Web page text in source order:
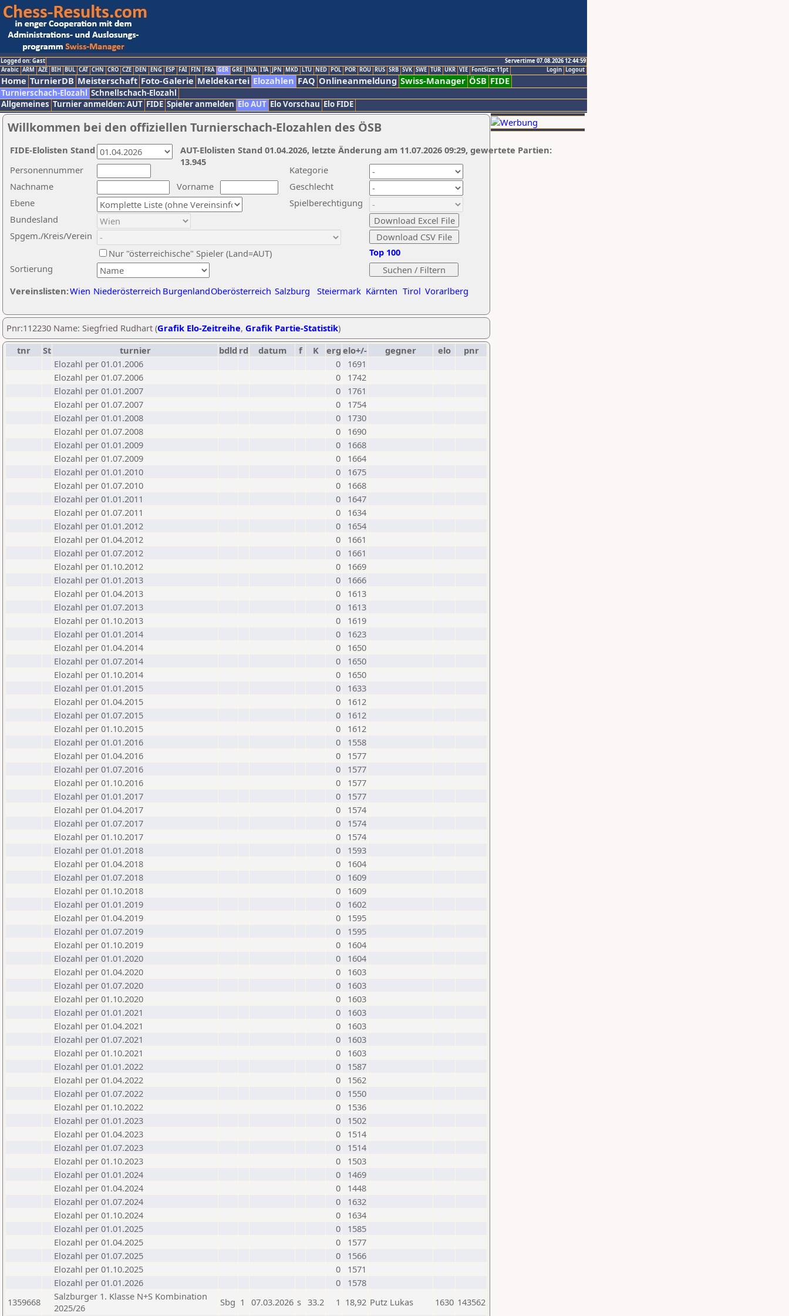
Logged on: Gast
Servertime 07.08.2026 12:44:59
Logout
Login
Arabic ARM AZE BIH BUL CAT CHN CRO CZE DEN ENG ESP FAI FIN FRA GER GRE INA ITA JPN MKD LTU NED POL POR ROU RUS SRB SVK SWE TUR UKR VIE FontSize:11pt
Home TurnierDB Meisterschaft Foto-Galerie Meldekartei Elozahlen FAQ Onlineanmeldung Swiss-Manager ÖSB FIDE
Turnierschach-Elozahl Schnellschach-Elozahl
Allgemeines Turnier anmelden: AUT FIDE Spieler anmelden Elo AUT Elo Vorschau Elo FIDE
Willkommen bei den offiziellen Turnierschach-Elozahlen des ÖSB
Nachname
Vorname
Ebene
Kategorie
Sortierung
Personennummer
Bundesland
Spgem./Kreis/Verein
Geschlecht
Nur "österreichische" Spieler (Land=AUT)
Spielberechtigung
Vereinslisten:Wien Niederösterreich BurgenlandOberösterreich Salzburg Steiermark Kärnten Tirol Vorarlberg
Top 100
AUT-Elolisten Stand 01.04.2026, letzte Änderung am 11.07.2026 09:29, gewertete Partien:
13.945
FIDE-Elolisten Stand
Pnr:112230 Name: Siegfried Rudhart (Grafik Elo-Zeitreihe, Grafik Partie-Statistik)
tnr
St turnier bdld rd datum f K erg elo+/- gegner elo
pnr
Elozahl per 01.01.2006
0
1691
Elozahl per 01.07.2006
0
1742
Elozahl per 01.01.2007
0
1761
Elozahl per 01.07.2007
0
1754
Elozahl per 01.01.2008
0
1730
Elozahl per 01.07.2008
0
1690
Elozahl per 01.01.2009
0
1668
Elozahl per 01.07.2009
0
1664
Elozahl per 01.01.2010
0
1675
Elozahl per 01.07.2010
0
1668
Elozahl per 01.01.2011
0
1647
Elozahl per 01.07.2011
0
1634
Elozahl per 01.01.2012
0
1654
Elozahl per 01.04.2012
0
1661
Elozahl per 01.07.2012
0
1661
Elozahl per 01.10.2012
0
1669
Elozahl per 01.01.2013
0
1666
Elozahl per 01.04.2013
0
1613
Elozahl per 01.07.2013
0
1613
Elozahl per 01.10.2013
0
1619
Elozahl per 01.01.2014
0
1623
Elozahl per 01.04.2014
0
1650
Elozahl per 01.07.2014
0
1650
Elozahl per 01.10.2014
0
1650
Elozahl per 01.01.2015
0
1633
Elozahl per 01.04.2015
0
1612
Elozahl per 01.07.2015
0
1612
Elozahl per 01.10.2015
0
1612
Elozahl per 01.01.2016
0
1558
Elozahl per 01.04.2016
0
1577
Elozahl per 01.07.2016
0
1577
Elozahl per 01.10.2016
0
1577
Elozahl per 01.01.2017
0
1577
Elozahl per 01.04.2017
0
1574
Elozahl per 01.07.2017
0
1574
Elozahl per 01.10.2017
0
1574
Elozahl per 01.01.2018
0
1593
Elozahl per 01.04.2018
0
1604
Elozahl per 01.07.2018
0
1609
Elozahl per 01.10.2018
0
1609
Elozahl per 01.01.2019
0
1602
Elozahl per 01.04.2019
0
1595
Elozahl per 01.07.2019
0
1595
Elozahl per 01.10.2019
0
1604
Elozahl per 01.01.2020
0
1604
Elozahl per 01.04.2020
0
1603
Elozahl per 01.07.2020
0
1603
Elozahl per 01.10.2020
0
1603
Elozahl per 01.01.2021
0
1603
Elozahl per 01.04.2021
0
1603
Elozahl per 01.07.2021
0
1603
Elozahl per 01.10.2021
0
1603
Elozahl per 01.01.2022
0
1587
Elozahl per 01.04.2022
0
1562
Elozahl per 01.07.2022
0
1550
Elozahl per 01.10.2022
0
1536
Elozahl per 01.01.2023
0
1502
Elozahl per 01.04.2023
0
1514
Elozahl per 01.07.2023
0
1514
Elozahl per 01.10.2023
0
1503
Elozahl per 01.01.2024
0
1469
Elozahl per 01.04.2024
0
1448
Elozahl per 01.07.2024
0
1632
Elozahl per 01.10.2024
0
1634
Elozahl per 01.01.2025
0
1585
Elozahl per 01.04.2025
0
1577
Elozahl per 01.07.2025
0
1566
Elozahl per 01.10.2025
0
1571
Elozahl per 01.01.2026
0
1578
1359668
Salzburger 1. Klasse N+S Kombination
2025/26
Sbg 1 07.03.2026 s 33.2 1 18,92 Putz Lukas 1630 143562